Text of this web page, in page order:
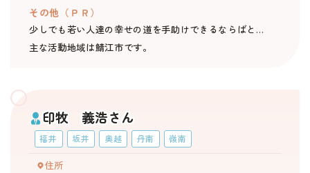
お知らせ
成婚者の声
イベント・セミナー
その他（ＰＲ）
少しでも若い人達の幸せの道を手助けできるならばと…
主な活動地域は鯖江市です。
印牧 義浩さん
福井 坂井 奥越 丹南 嶺南
住所